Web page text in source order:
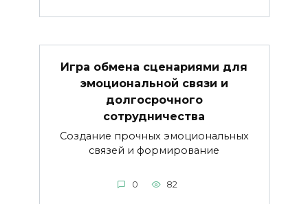
Игра обмена сценариями для
эмоциональной связи и
долгосрочного
сотрудничества
Создание прочных эмоциональных
связей и формирование
0 82